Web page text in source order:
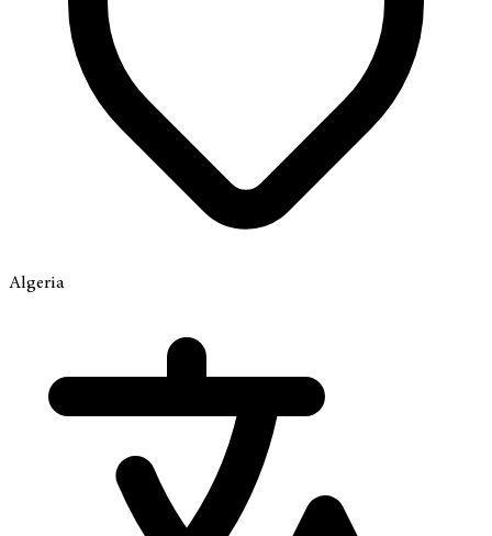
Algeria